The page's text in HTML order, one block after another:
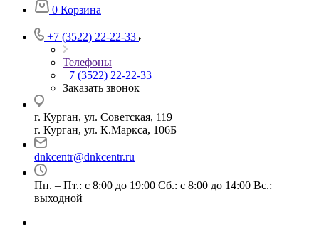
0 Корзина
+7 (3522) 22-22-33
Телефоны
+7 (3522) 22-22-33
Заказать звонок
г. Курган, ул. Советская, 119
г. Курган, ул. К.Маркса, 106Б
dnkcentr@dnkcentr.ru
Пн. – Пт.: с 8:00 до 19:00 Сб.: с 8:00 до 14:00 Вс.:
выходной